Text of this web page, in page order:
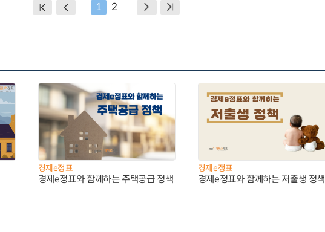
1 2
경제e정표
경제e정표와 함께하는 주택공급 정책
경제e정표
경제e정표와 함께하는 저출생 정책